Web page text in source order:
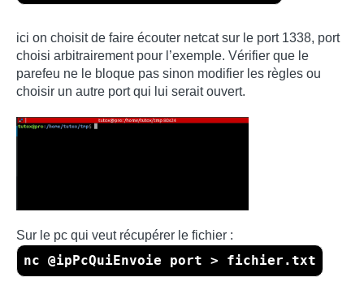
ici on choisit de faire écouter netcat sur le port 1338, port
choisi arbitrairement pour l’exemple. Vérifier que le
parefeu ne le bloque pas sinon modifier les règles ou
choisir un autre port qui lui serait ouvert.
Sur le pc qui veut récupérer le fichier :
nc @ipPcQuiEnvoie port > fichier.txt